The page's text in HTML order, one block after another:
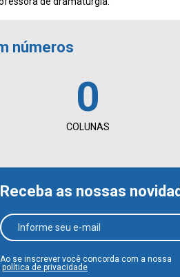
números
0
COLUNAS
Receba as nossas
Ao se inscrever você concorda com a nossa
política de privacidade